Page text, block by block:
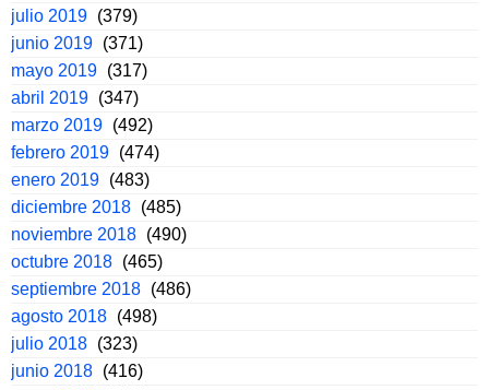
julio 2019 (379)
junio 2019 (371)
mayo 2019 (317)
abril 2019 (347)
marzo 2019 (492)
febrero 2019 (474)
enero 2019 (483)
diciembre 2018 (485)
noviembre 2018 (490)
octubre 2018 (465)
septiembre 2018 (486)
agosto 2018 (498)
julio 2018 (323)
junio 2018 (416)